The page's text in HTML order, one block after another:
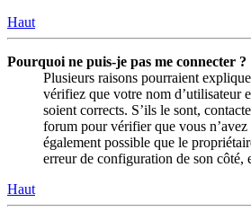
Haut
Pourquoi ne puis-je pas me connecter ?
Plusieurs raisons pourraient
vérifiez que votre nom d’utilisateur
soient corrects. S’ils le sont,
forum pour vérifier que vous n’avez
également possible que le
erreur de configuration de son côté,
Haut